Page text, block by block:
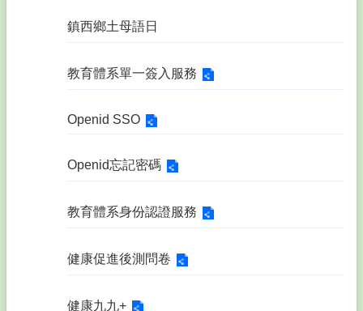
鎮西鄉土母語日
教育體系單一簽入服務
Openid SSO
Openid忘記密碼
教育體系身份認證服務
健康促進後測問卷
健康九九+